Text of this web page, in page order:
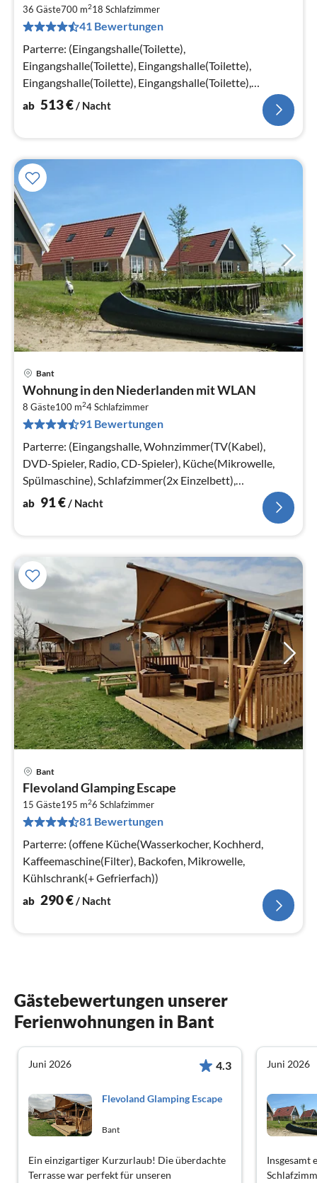
36 Gäste700 m218 Schlafzimmer
41 Bewertungen
Parterre: (Eingangshalle(Toilette),
Eingangshalle(Toilette), Eingangshalle(Toilette),
Eingangshalle(Toilette), Eingangshalle(Toilette),
Wohnzimmer(TV(Kabel), DVD-Spieler, Radio)
ab 513€/ Nacht
Bant
Wohnung in den Niederlanden mit WLAN
8 Gäste100 m24Schlafzimmer
91 Bewertungen
Parterre: (Eingangshalle, Wohnzimmer(TV(Kabel),
DVD-Spieler, Radio, CD-Spieler), Küche(Mikrowelle,
Spülmaschine), Schlafzimmer(2x Einzelbett),
Schlafzimmer(2x Einzelbett)
ab 91€/ Nacht
Bant
Flevoland Glamping Escape
15 Gäste195 m26 Schlafzimmer
81 Bewertungen
Parterre: (offene Küche(Wasserkocher, Kochherd,
Kaffeemaschine(Filter), Backofen, Mikrowelle,
Kühlschrank(+ Gefrierfach))
ab 290€/ Nacht
Gästebewertungen unserer
Ferienwohnungen in Bant
Juni 2026 4.3
Flevoland Glamping Escape
Bant
Ein einzigartiger Kurzurlaub! Die überdachte
Terrasse war perfekt für unseren
Juni 2026
Insgesamt